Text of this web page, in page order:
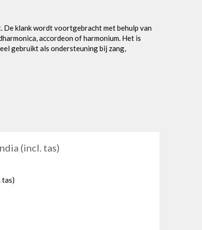
klank wordt voortgebracht met behulp van
accordeon of harmonium. Het is
gebruikt als ondersteuning bij zang,
(incl. tas)
tas)